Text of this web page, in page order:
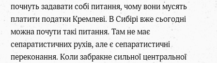
почнуть задавати собі питання, чому вони мусять
платити податки Кремлеві. В Сибірі вже сьогодні
можна почути такі питання. Там не має
сепаратистичних рухів, але є сепаратистичні
переконання. Коли забракне сильної центральної